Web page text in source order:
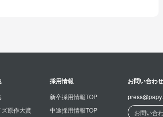
原作大賞
採用情報
新卒採用情報TOP
中途採用情報TOP
お問い合わせ
お問い合